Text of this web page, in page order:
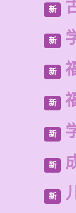
新
新
新
新
新
新
新